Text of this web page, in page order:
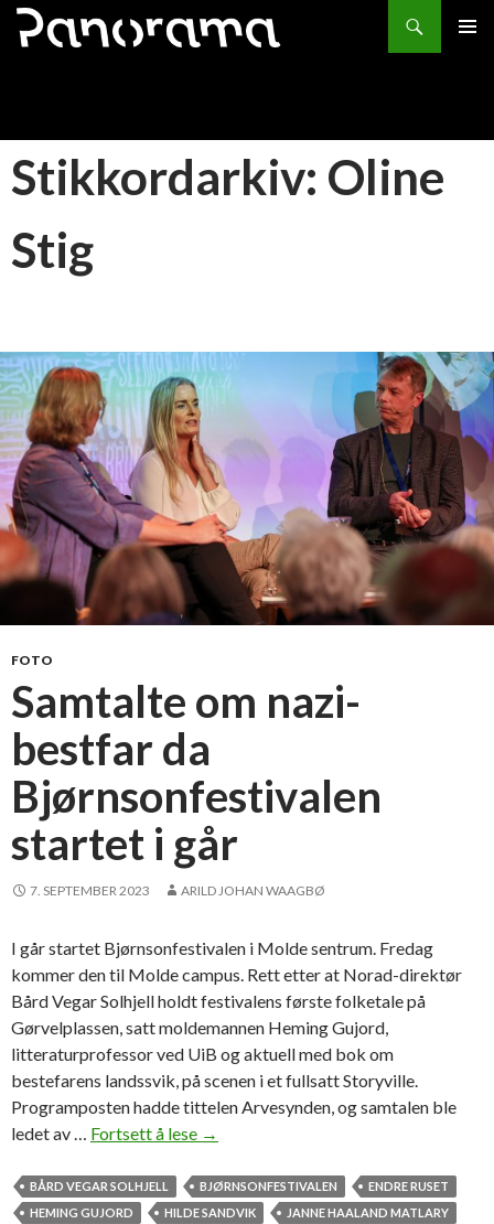
Søk
HOPP
Stikkordarkiv: Oline
Stig
FOTO
Samtalte om nazi-
bestfar da
Bjørnsonfestivalen
startet i går
7. SEPTEMBER 2023 ARILD JOHAN WAAGBØ
I går startet Bjørnsonfestivalen i Molde sentrum. Fredag
kommer den til Molde campus. Rett etter at Norad-direktør
Bård Vegar Solhjell holdt festivalens første folketale på
Gørvelplassen, satt moldemannen Heming Gujord,
litteraturprofessor ved UiB og aktuell med bok om
bestefarens landssvik, på scenen i et fullsatt Storyville.
Programposten hadde tittelen Arvesynden, og samtalen ble
ledet av … Fortsett å lese S
m
t
→
BÅRD VEGAR SOLHJELL BJØRNSONFESTIVALEN
ENDRE RUSET
HEMING GUJORD
HILDE SANDVIK
JANNE HAALAND MATLARY